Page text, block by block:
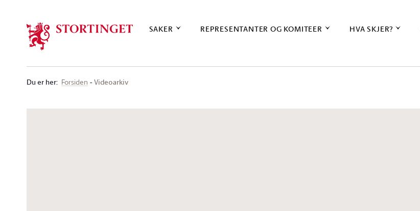
SAKER REPRESENTANTER OG KOMITEER HVA SKJER?
Du er her: Forsiden Videoarkiv